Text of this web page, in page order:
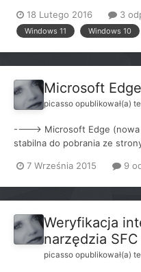
wymagający logowania i
Enterprise / Education.
18 Lutego 2016 3
Windows 11 Windows 10
Microsoft
picasso opublikował(a)
----> Microsoft Edge
stabilna do pobrania ze
wersja) Poprzedni build:
7 Września 2015 9
Weryfikacja
narzędzia SFC
picasso opublikował(a)